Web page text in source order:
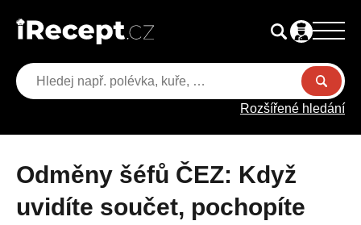
Rozšířené hledání
Odměny šéfů ČEZ: Když
uvidíte součet, pochopíte